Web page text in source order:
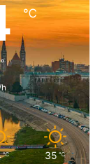
℃
℃ 35 ℃